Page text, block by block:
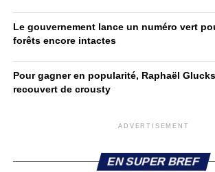
Le gouvernement lance un numéro vert
forêts encore intactes
Pour gagner en popularité, Raphaël
recouvert de crousty
ADVERTISEMENT
EN SUPER BREF